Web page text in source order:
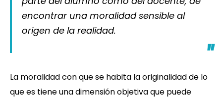
encontrar una moralidad sensible al
origen de la realidad.
La moralidad con que se habita la originalidad de lo
que es tiene una dimensión objetiva que puede